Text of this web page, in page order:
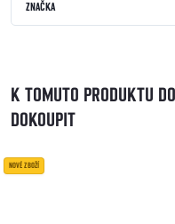
ZNAČKA
K TOMUTO PRODUKTU
DOKOUPIT
NOVÉ ZBOŽÍ